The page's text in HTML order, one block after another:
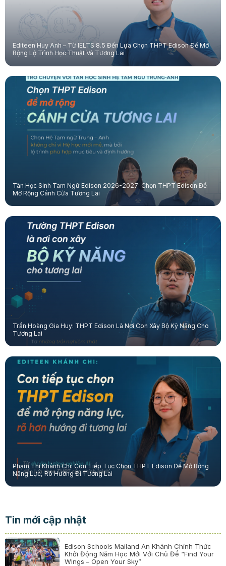
Editeen Huy Anh – Từ IELTS 8.5 Đến Lựa Chọn THPT Edison Để Mở
Rộng Lộ Trình Học Thuật Và Tương Lai
Tân Học Sinh Tam Ngữ Edison 2026-2027: Chọn THPT Edison Để
Mở Rộng Cánh Cửa Tương Lai
Trần Hoàng Gia Huy: THPT Edison Là Nơi Con Xây Bộ Kỹ Năng Cho
Tương Lai
Phạm Thị Khánh Chi: Con Tiếp Tục Chọn THPT Edison Để Mở Rộng
Năng Lực, Rõ Hướng Đi Tương Lai
Tin mới cập nhật
Edison Schools Mailand An Khánh Chính Thức
Khởi Động Năm Học Mới Với Chủ Đề “Find Your
Wings – Open Your Sky”